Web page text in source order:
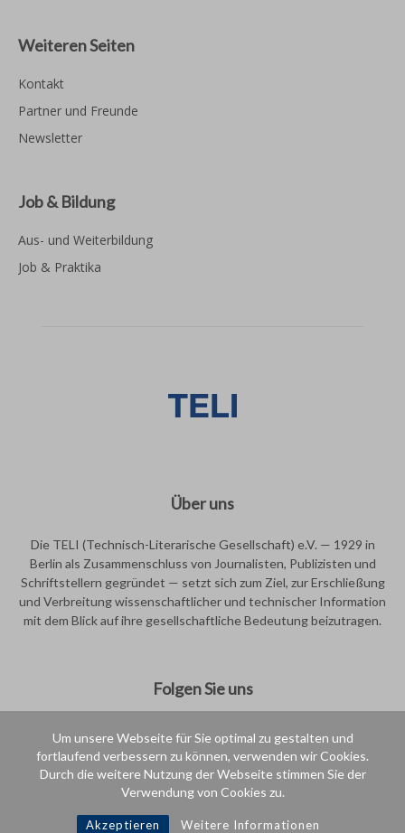
Um unsere Webseite für Sie optimal zu gestalten und
fortlaufend verbessern zu können, verwenden wir Cookies.
Durch die weitere Nutzung der Webseite stimmen Sie der
Verwendung von Cookies zu.
Akzeptieren Weitere Informationen
Weiteren Seiten
Kontakt
Partner und Freunde
Newsletter
Job & Bildung
Aus- und Weiterbildung
Job & Praktika
Über uns
Die TELI (Technisch-Literarische Gesellschaft) e.V. — 1929 in
Berlin als Zusammenschluss von Journalisten, Publizisten und
Schriftstellern gegründet — setzt sich zum Ziel, zur Erschließung
und Verbreitung wissenschaftlicher und technischer Information
mit dem Blick auf ihre gesellschaftliche Bedeutung beizutragen.
Folgen Sie uns